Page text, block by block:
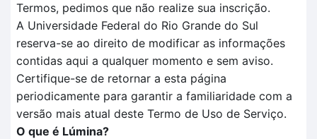
Termos, pedimos que não realize sua inscrição.
A Universidade Federal do Rio Grande do Sul
reserva-se ao direito de modificar as informações
contidas aqui a qualquer momento e sem aviso.
Certifique-se de retornar a esta página
periodicamente para garantir a familiaridade com a
versão mais atual deste Termo de Uso de Serviço.
O que é Lúmina?